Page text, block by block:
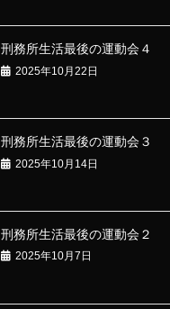
刑務所生活最後の運動会４
2025年10月22日
刑務所生活最後の運動会３
2025年10月14日
刑務所生活最後の運動会２
2025年10月7日